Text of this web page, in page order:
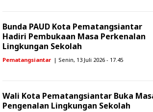
Bunda PAUD Kota Pematangsiantar
Hadiri Pembukaan Masa Perkenalan
Lingkungan Sekolah
Pematangsiantar | Senin, 13 Juli 2026 - 17.45
Wali Kota Pematangsiantar Buka
Pengenalan Lingkungan Sekolah